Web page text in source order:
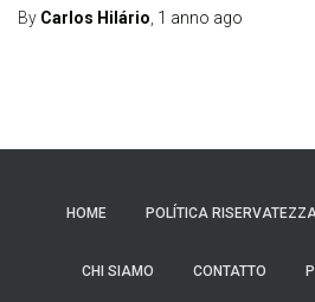
By Carlos Hilário 1 anno ago
HOME POLÍTICA
CHI SIAMO CONTATTO